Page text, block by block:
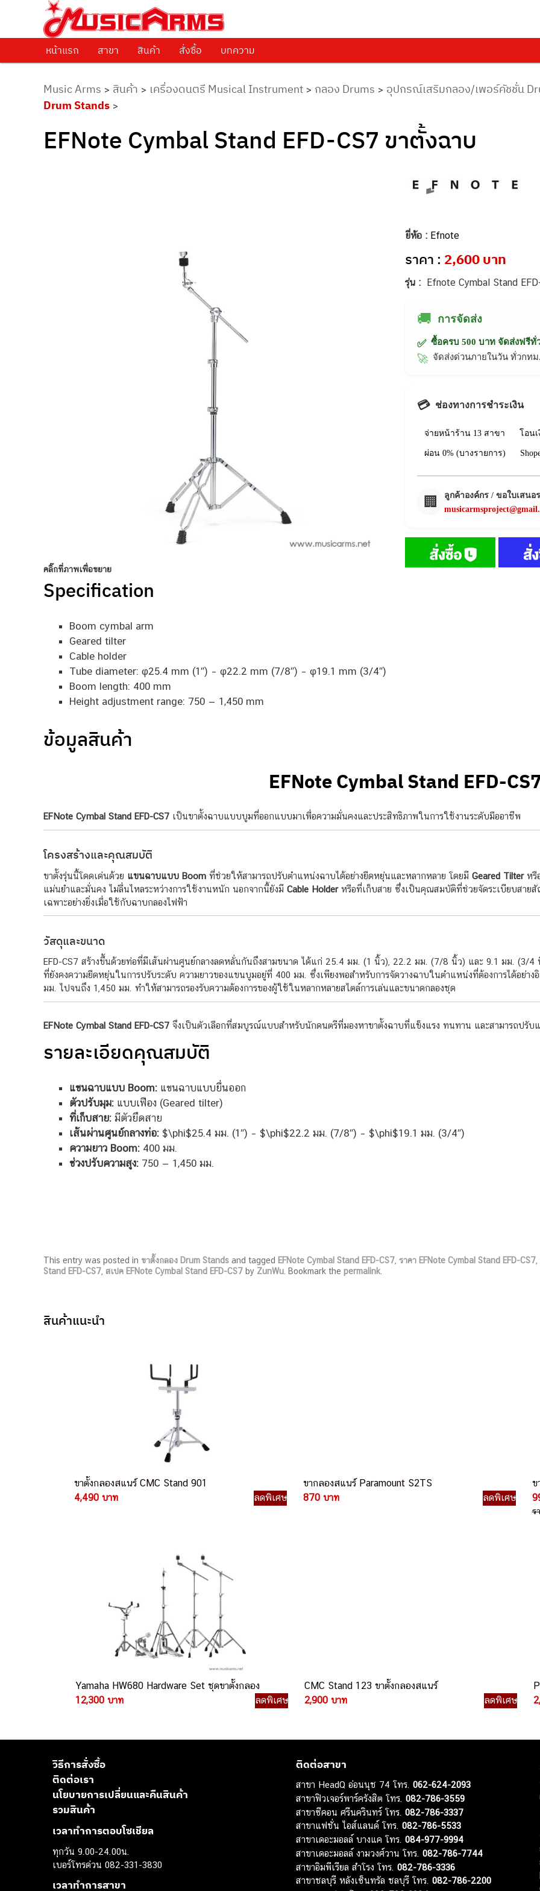
Music Arms
ศูนย์รวมครื่องดนตรีทุกชนิด ตั้งแต่เริ่มต้นถึงมืออาชีพ
Skip to primary content
หน้าแรก สาขา สินค้า สั่งซื้อ บทความ
Music Arms > สินค้า > เครื่องดนตรี Musical Instrument > กลอง Drums > อุปกรณ์เสริมกลอง/เพอร์คัชชั่น
Drum Stands >
EFNote Cymbal Stand EFD-CS7 ขาตั้งฉาบ
คลิ๊กที่ภาพเพื่อขยาย
ยี่ห้อ : Efnote
ราคา : 2,600 บาท
รุ่น : Efnote Cymbal Stand
🚚 การจัดส่ง
✅ ซื้อครบ 500 บาท จัดส่งฟรีทั่
🚀 จัดส่งด่วนภายในวัน ทั่วกท
💳 ช่องทางการชำระเงิน
จ่ายหน้าร้าน 13 สาขา โอน
ผ่อน 0% (บางรายการ)
🏢
ลูกค้าองค์กร / ขอใบเสนอ
Specification
Boom cymbal arm
Geared tilter
Cable holder
Tube diameter: φ25.4 mm (1″) – φ22.2 mm (7/8″) – φ19.1 mm (3/4″)
Boom length: 400 mm
Height adjustment range: 750 — 1,450 mm
ข้อมูลสินค้า
EFNote Cymbal Stand EFD-
EFNote Cymbal Stand EFD-CS7 เป็นขาตั้งฉาบแบบบูมที่ออกแบบมาเพื่อความมั่นคงและประสิทธิภาพในการใช้งานระดับมืออาชีพ
โครงสร้างและคุณสมบัติ
ขาตั้งรุ่นนี้โดดเด่นด้วย แขนฉาบแบบ Boom ที่ช่วยให้สามารถปรับตำแหน่งฉาบได้อย่างยืดหยุ่นและหลากหลาย โดยมี Geared Tilterหรื
แม่นยำและมั่นคง ไม่ลื่นไหลระหว่างการใช้งานหนัก นอกจากนี้ยังมี Cable Holderหรือที่เก็บสาย ซึ่งเป็นคุณสมบัติที่ช่วยจัดระเบียบสาย
เฉพาะอย่างยิ่งเมื่อใช้กับฉาบกลองไฟฟ้า
วัสดุและขนาด
EFD-CS7 สร้างขึ้นด้วยท่อที่มีเส้นผ่านศูนย์กลางลดหลั่นกันถึงสามขนาด ได้แก่ 25.4 มม. (1 นิ้ว), 22.2 มม. (7/8 นิ้ว) และ 9.1 มม. (3/4
ที่ยังคงความยืดหยุ่นในการปรับระดับ ความยาวของแขนบูมอยู่ที่ 400 มม. ซึ่งเพียงพอสำหรับการจัดวางฉาบในตำแหน่งที่ต้องการได้อย่า
มม. ไปจนถึง 1,450 มม. ทำให้สามารถรองรับความต้องการของผู้ใช้ในหลากหลายสไตล์การเล่นและขนาดกลองชุด
EFNote Cymbal Stand EFD-CS7 จึงเป็นตัวเลือกที่สมบูรณ์แบบสำหรับนักดนตรีที่มองหาขาตั้งฉาบที่แข็งแรง ทนทาน และสามารถปรับ
รายละเอียดคุณสมบัติ
แขนฉาบแบบ Boom:แขนฉาบแบบยื่นออก
ตัวปรับมุม:แบบเฟือง (Geared tilter)
ที่เก็บสาย:มีตัวยึดสาย
เส้นผ่านศูนย์กลางท่อ:$\phi$25.4 มม. (1″) – $\phi$22.2 มม. (7/8″) – $\phi$19.1 มม. (3/4″)
ความยาว Boom:400 มม.
ช่วงปรับความสูง:750 — 1,450 มม.
This entry was posted in ขาตั้งกลอง Drum Stands and tagged EFNote Cymbal Stand EFD-CS7, ราคา EFNote Cymbal Stand EFD-CS7,
Stand EFD-CS7, สเปค EFNote Cymbal Stand EFD-CS7 by ZunWu. Bookmark the permalink.
สินค้าแนะนำ
ขาตั้งกลองสแนร์ CMC Stand 901
4,490 บาท
ลดพิเศษ
ขากลองสแนร์ Paramount S2TS
870 บาท
ลดพิเศษ
ข
ร
Yamaha HW680 Hardware Set ชุดขาตั้งกลอง
12,300 บาท
ลดพิเศษ
CMC Stand 123 ขาตั้งกลองสแนร์
2,900 บาท
ลดพิเศษ
วิธีการสั่งซื้อ
ติดต่อเรา
นโยบายการเปลี่ยนและคืนสินค้า
รวมสินค้า
เวลาทำการตอบโซเชียล
ทุกวัน 9.00-24.00น.
เบอร์โทรด่วน 082-331-3830
เวลาทำการสาขา
ติดต่อสาขา
สาขา HeadQ อ่อนนุช 74 โทร.062-624-2093
สาขาฟิวเจอร์พาร์ครังสิต โทร.082-786-3559
สาขาซีคอน ศรีนครินทร์ โทร.082-786-3337
สาขาแฟชั่น ไอส์แลนด์ โทร.082-786-5533
สาขาเดอะมอลล์ บางแค โทร.084-977-9994
สาขาเดอะมอลล์ งามวงศ์วาน โทร.082-786-7744
สาขาอิมพีเรียล สำโรง โทร.082-786-3336
สาขาชลบุรี หลังเซ็นทรัล ชลบุรี โทร.082-786-2200